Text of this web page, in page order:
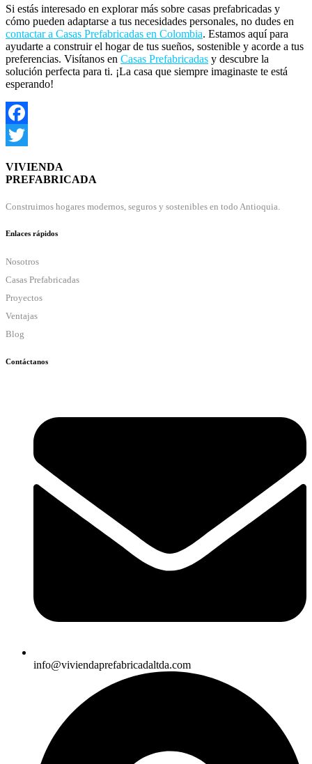
Si estás interesado en explorar más sobre casas prefabricadas y
cómo pueden adaptarse a tus necesidades personales, no dudes en
contactar a Casas Prefabricadas en Colombia. Estamos aquí para
ayudarte a construir el hogar de tus sueños, sostenible y acorde a tus
preferencias. Visítanos en Casas Prefabricadas y descubre la
solución perfecta para ti. ¡La casa que siempre imaginaste te está
esperando!
Facebook
VIVIENDA
PREFABRICADA
Construimos hogares modernos, seguros y sostenibles en todo Antioquia.
Enlaces rápidos
Nosotros
Casas Prefabricadas
Proyectos
Ventajas
Blog
Contáctanos
info@viviendaprefabricadaltda.com